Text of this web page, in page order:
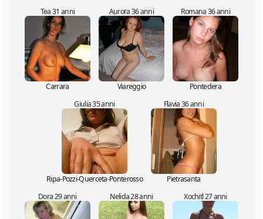
Tea 31 anni
Carrara
Aurora 36 anni
Viareggio
Romana 36 anni
Pontedera
Giulia 35 anni
Ripa-Pozzi-Querceta-Ponterosso
Flavia 36 anni
Pietrasanta
Dora 29 anni
Nelida 28 anni Xochitl 27 anni